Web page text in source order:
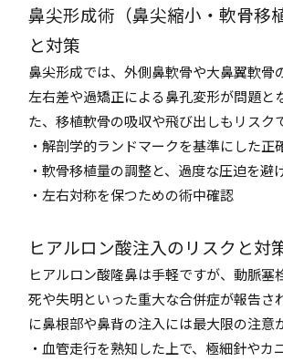
鼻尖形成術（鼻尖縮小・軟骨移
と対策
鼻尖形成では、外側鼻軟骨や大鼻翼軟骨
左右差や過矯正による鼻孔変形が問題と
た、移植軟骨の吸収や飛び出しもリスク
・解剖学的ランドマークを基準にした正
・軟骨移植量の調整と、過度な圧迫を避
・左右対称を保つための術中確認
ヒアルロン酸注入のリスクと対
ヒアルロン酸隆鼻は手軽ですが、動脈塞
死や失明といった重大な合併症が報告さ
に鼻根部や鼻背の注入には最大限の注意
・血管走行を熟知した上で、極細針やカ